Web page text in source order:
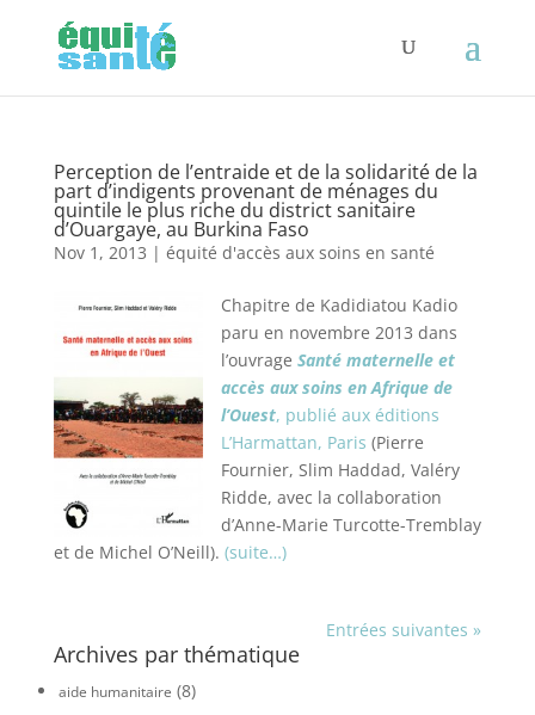
Perception de l’entraide et de la solidarité de la
part d’indigents provenant de ménages du
quintile le plus riche du district sanitaire
d’Ouargaye, au Burkina Faso
Nov 1, 2013 | équité d'accès aux soins en santé
Chapitre de Kadidiatou Kadio
paru en novembre 2013 dans
l’ouvrage Santé maternelle et
accès aux soins en Afrique de
l’Ouest, publié aux éditions
L’Harmattan, Paris (Pierre
Fournier, Slim Haddad, Valéry
Ridde, avec la collaboration
d’Anne-Marie Turcotte-Tremblay
et de Michel O’Neill). (suite…)
Entrées suivantes »
Archives par thématique
aide humanitaire (8)